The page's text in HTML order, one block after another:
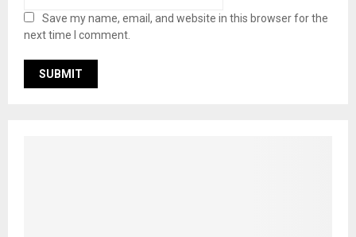
Save my name, email, and website in this browser for the
next time I comment.